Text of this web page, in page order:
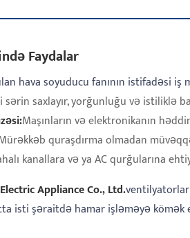
Faydalar
hava soyuducu fanının istifadəsi
sərin saxlayır, yorğunluğu və istiliklə
Maşınların və elektronikanın
quraşdırma olmadan
kanallara və ya AC qurğularına
Appliance Co., Ltd.
isti şəraitdə hamar işləməyə kömək